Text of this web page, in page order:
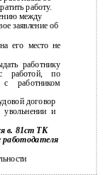
работу.
между
заявление об
его место не
работнику
работой, по
работником
договор
увольнении и
в. 81ст ТК
работодателя